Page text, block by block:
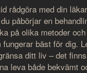
rådgöra med din
påbörjar en
på olika metoder
bäst för dig.
ditt liv – det
leva både bekvämt